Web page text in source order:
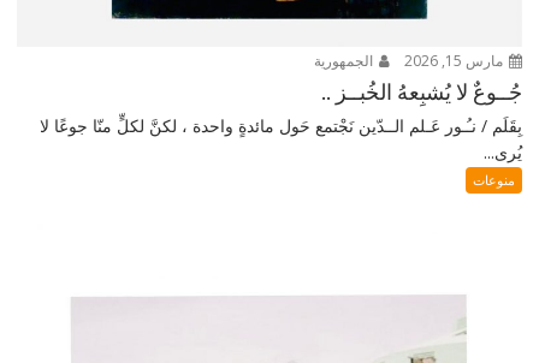
مارس 15, 2026 الجمهورية
جُــوعٌ لا يُشبِعهُ الخُبــز ..
بِقَلَم / نـُـور عَـلم الــدّين نَجْتمع حَول مائدةٍ واحدة ، لكنَّ لكلٍّ منّا جوعًا لا
يُرى...
منوعات